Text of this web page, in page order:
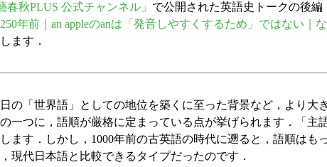
春秋PLUS 公式チャンネル」 で公開された英語史トークの後
年前｜an appleのanは「発音しやすくするため」ではない｜
ます．
「世界語」としての地位を築くに至った背景など，より大
つに，語順が厳格に定まっている点が挙げられます．「主
ます．しかし，1000年前の古英語の時代に遡ると，語順は
現代日本語と比較できるタイプだったのです．